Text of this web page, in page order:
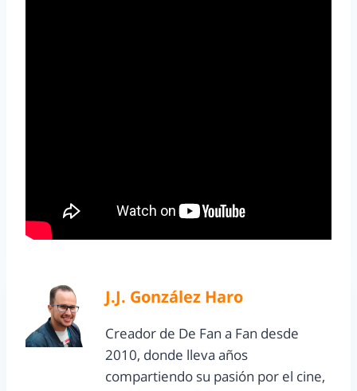
J.J. González Haro
Creador de De Fan a Fan desde
2010, donde lleva años
compartiendo su pasión por el cine,